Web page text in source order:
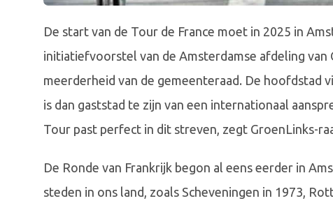
De start van de Tour de France moet in 2025 in
initiatiefvoorstel van de Amsterdamse afdeling van
meerderheid van de gemeenteraad. De hoofdstad
is dan gaststad te zijn van een internationaal
Tour past perfect in dit streven, zegt GroenLinks-
De Ronde van Frankrijk begon al eens eerder in
steden in ons land, zoals Scheveningen in 1973,